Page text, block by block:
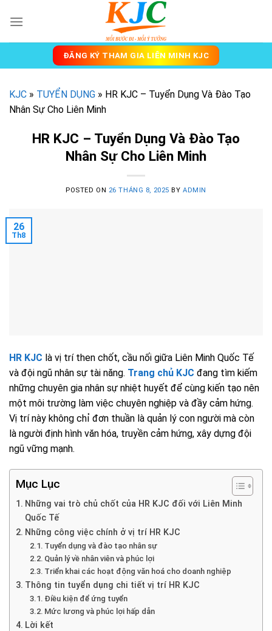
ĐĂNG KÝ THAM GIA LIÊN MINH KJC
KJC » TUYỂN DỤNG » HR KJC – Tuyển Dụng Và Đào Tạo
Nhân Sự Cho Liên Minh
HR KJC – Tuyển Dụng Và Đào Tạo
Nhân Sự Cho Liên Minh
POSTED ON 26 THÁNG 8, 2025 BY ADMIN
26
Th8
HR KJC là vị trí then chốt, cầu nối giữa Liên Minh Quốc Tế
và đội ngũ nhân sự tài năng. Trang chủ KJC đang tìm kiếm
những chuyên gia nhân sự nhiệt huyết để cùng kiến tạo nên
một môi trường làm việc chuyên nghiệp và đầy cảm hứng.
Vị trí này không chỉ đơn thuần là quản lý con người mà còn
là người định hình văn hóa, truyền cảm hứng, xây dựng đội
ngũ vững mạnh.
Mục Lục
Những vai trò chủ chốt của HR KJC đối với Liên Minh
Quốc Tế
Những công việc chính ở vị trí HR KJC
Tuyển dụng và đào tạo nhân sự
Quản lý về nhân viên và phúc lợi
Triển khai các hoạt động văn hoá cho doanh nghiệp
Thông tin tuyển dụng chi tiết vị trí HR KJC
Điều kiện để ứng tuyển
Mức lương và phúc lợi hấp dẫn
Lời kết